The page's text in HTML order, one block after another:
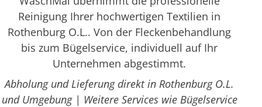
Reinigung Ihrer hochwertigen Textilien in
Rothenburg O.L.. Von der Fleckenbehandlung
bis zum Bügelservice, individuell auf Ihr
Unternehmen abgestimmt.
Abholung und Lieferung direkt in Rothenburg O.L.
und Umgebung | Weitere Services wie Bügelservice